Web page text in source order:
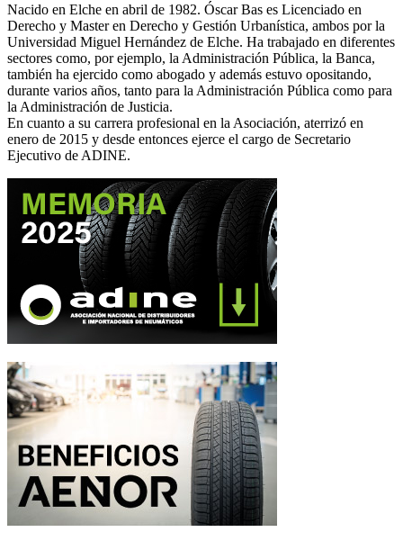
Nacido en Elche en abril de 1982. Óscar Bas es Licenciado en
Derecho y Master en Derecho y Gestión Urbanística, ambos por la
Universidad Miguel Hernández de Elche. Ha trabajado en diferentes
sectores como, por ejemplo, la Administración Pública, la Banca,
también ha ejercido como abogado y además estuvo opositando,
durante varios años, tanto para la Administración Pública como para
la Administración de Justicia.
En cuanto a su carrera profesional en la Asociación, aterrizó en
enero de 2015 y desde entonces ejerce el cargo de Secretario
Ejecutivo de ADINE.